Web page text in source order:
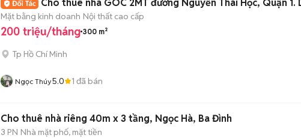
Cho thuê nhà GÓC 2MT đường Nguyễn Thái Học, Quận 1.
Mặt bằng kinh doanh Nội thất cao cấp
200 triệu/tháng 300 m²
Tp Hồ Chí Minh
Ngọc Thúy5.0 1 đã bán
Cho thuê nhà riêng 40m x 3 tầng, Ngọc Hà, Ba Đình
3 PN Nhà mặt phố, mặt tiền